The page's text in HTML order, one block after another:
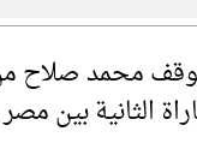
محمد صلاح
الثانية بين